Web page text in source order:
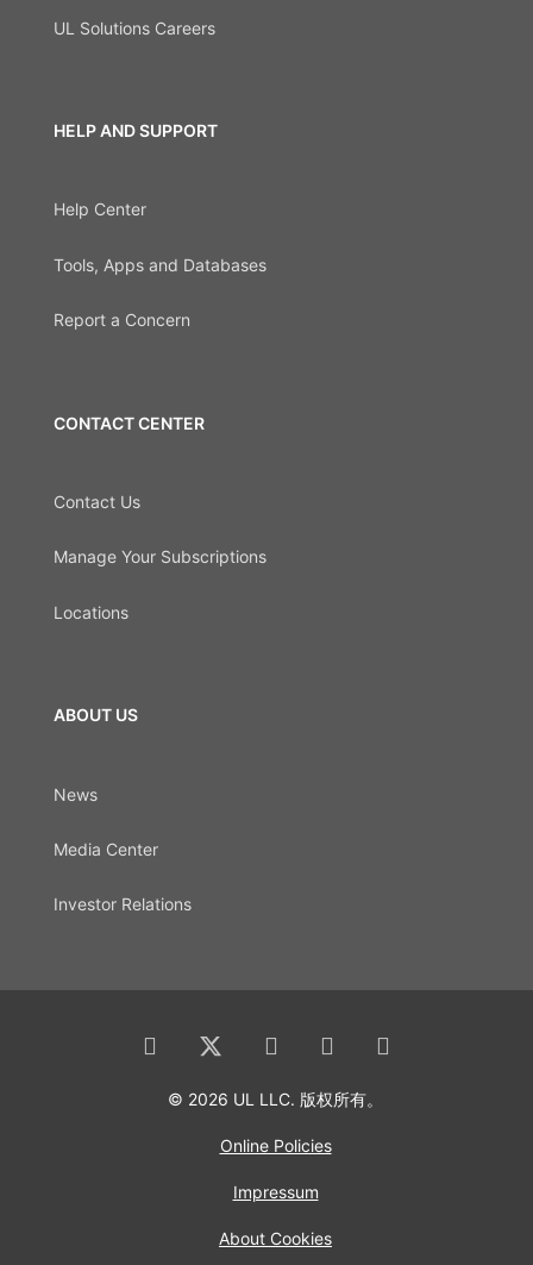
UL Solutions Careers
HELP AND SUPPORT
Help Center
Tools, Apps and Databases
Report a Concern
CONTACT CENTER
Contact Us
Manage Your Subscriptions
Locations
ABOUT US
News
Media Center
Investor Relations
© 2026 UL LLC. 版权所有。
Online Policies
Impressum
About Cookies